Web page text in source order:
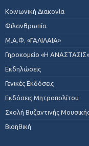
Κοινωνική Διακονία
Φιλανθρωπία
Μ.Α.Φ. «ΓΑΛΙΛΑΙΑ»
Γηροκομείο «Η ΑΝΑΣΤΑΣΙΣ»
Εκδηλώσεις
Γενικές Εκδόσεις
Εκδόσεις Μητροπολίτου
Σχολή Βυζαντινής
Βιοηθική